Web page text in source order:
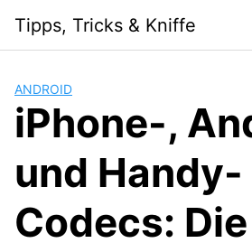
content
Tipps, Tricks & Kniffe
ANDROID
iPhone-,
und Handy-
Codecs: Die